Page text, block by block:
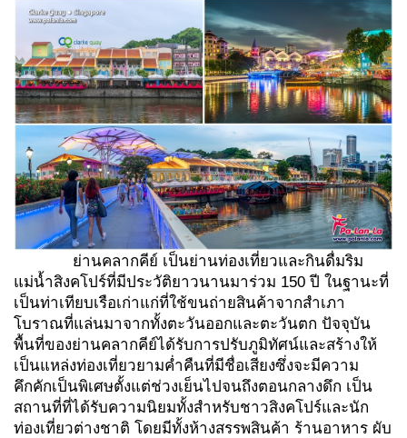
ย่านคลากคีย์ เป็นย่านท่องเที่ยวและกินดื่มริม
แม่น้ำสิงคโปร์ที่มีประวัติยาวนานมาร่วม 150 ปี ในฐานะที่
เป็นท่าเทียบเรือเก่าแก่ที่ใช้ขนถ่ายสินค้าจากสำเภา
โบราณที่แล่นมาจากทั้งตะวันออกและตะวันตก ปัจจุบัน
พื้นที่ของย่านคลากคีย์ได้รับการปรับภูมิทัศน์และสร้างให้
เป็นแหล่งท่องเที่ยวยามค่ำคืนที่มีชื่อเสียงซึ่งจะมีความ
คึกคักเป็นพิเศษตั้งแต่ช่วงเย็นไปจนถึงตอนกลางดึก เป็น
สถานที่ที่ได้รับความนิยมทั้งสำหรับชาวสิงคโปร์และนัก
ท่องเที่ยวต่างชาติ โดยมีทั้งห้างสรรพสินค้า ร้านอาหาร ผับ